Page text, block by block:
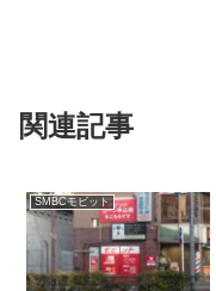
関連記事
SMBCモビット